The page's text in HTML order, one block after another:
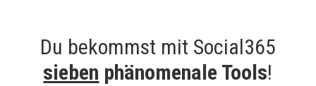
Du bekommst mit Social365
sieben phänomenale Tools!